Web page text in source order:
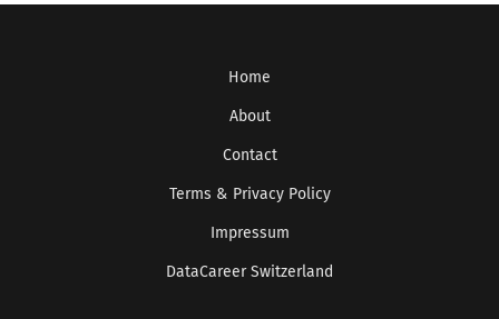
Home
About
Contact
Terms & Privacy Policy
Impressum
DataCareer Switzerland
Get the latest jobs straight to your
delivered directly to your inbox - you'll be